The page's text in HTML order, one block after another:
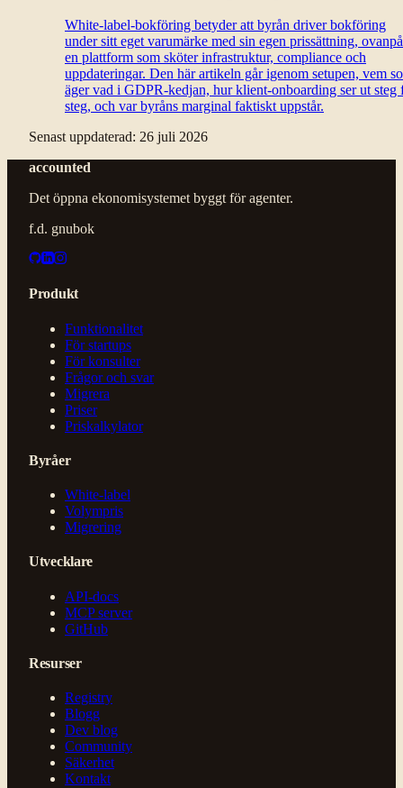
White-label-bokföring betyder att byrån driver bokföring
under sitt eget varumärke med sin egen prissättning, ovanpå
en plattform som sköter infrastruktur, compliance och
uppdateringar. Den här artikeln går igenom setupen, vem
äger vad i GDPR-kedjan, hur klient-onboarding ser ut steg
steg, och var byråns marginal faktiskt uppstår.
Senast uppdaterad: 26 juli 2026
accounted
Det öppna ekonomisystemet byggt för agenter.
f.d. gnubok
Produkt
Funktionalitet
För startups
För konsulter
Frågor och svar
Migrera
Priser
Priskalkylator
Byråer
White-label
Volympris
Migrering
Utvecklare
API-docs
MCP server
GitHub
Resurser
Registry
Blogg
Dev blog
Community
Säkerhet
Kontakt